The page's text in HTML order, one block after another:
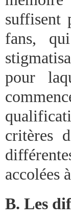
suffisent
fans,
pour
critères
accolées
B. Les